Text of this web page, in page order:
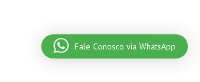
Fale Conosco via WhatsApp